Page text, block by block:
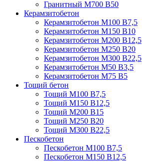
Гранитный М700 В50
Керамзитобетон
Керамзитобетон М100 В7,5
Керамзитобетон М150 В10
Керамзитобетон М200 В12,5
Керамзитобетон М250 В20
Керамзитобетон М300 В22,5
Керамзитобетон М50 В3,5
Керамзитобетон М75 В5
Тощий бетон
Тощий М100 В7,5
Тощий М150 В12,5
Тощий М200 В15
Тощий М250 В20
Тощий М300 В22,5
Пескобетон
Пескобетон М100 В7,5
Пескобетон М150 В12,5